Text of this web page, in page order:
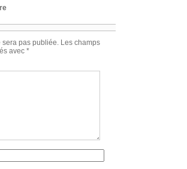
sera pas publiée. Les champs
avec *